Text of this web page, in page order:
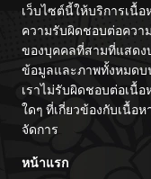
เว็บไซต์นี้ให้บริการเนื้
ความรับผิดชอบต่อควา
ของบุคคลที่สามที่แสดง
ข้อมูลและภาพทั้งหมดบ
เราไม่รับผิดชอบต่อเนื้
ใดๆ ที่เกี่ยวข้องกับเนื้อ
จัดการ
หน้าแรก